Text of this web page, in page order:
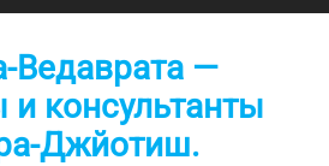
Ведаврата —
и консультанты
Джйотиш.